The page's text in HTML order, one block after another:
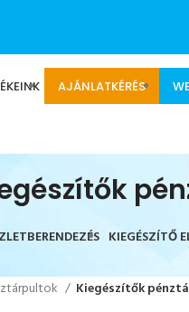
AJÁNLATKÉRÉS
KIEGÉSZÍTŐ
Kiegészítők